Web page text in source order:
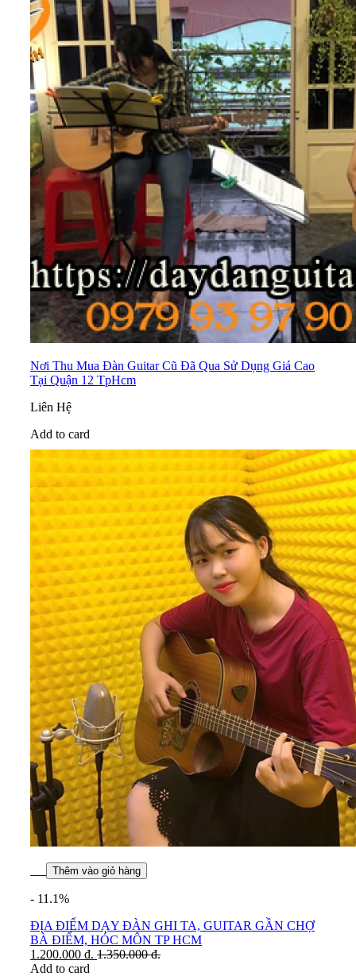
Nơi Thu Mua Đàn Guitar Cũ Đã Qua Sử Dụng Giá Cao
Tại Quận 12 TpHcm
Liên Hệ
Add to card
Thêm vào giỏ hàng
- 11.1%
ĐỊA ĐIỂM DẠY ĐÀN GHI TA, GUITAR GẦN CHỢ
BÀ ĐIỂM, HÓC MÔN TP HCM
1.200.000 đ. 1.350.000đ.
Add to card